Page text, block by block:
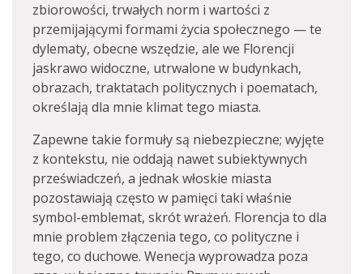
zbiorowości, trwałych norm i wartości z
przemijającymi formami życia społecznego — te
dylematy, obecne wszędzie, ale we Florencji
jaskrawo widoczne, utrwalone w budynkach,
obrazach, traktatach politycznych i poematach,
określają dla mnie klimat tego miasta.
Zapewne takie formuły są niebezpieczne; wyjęte
z kontekstu, nie oddają nawet subiektywnych
przeświadczeń, a jednak włoskie miasta
pozostawiają często w pamięci taki właśnie
symbol-emblemat, skrót wrażeń. Florencja to dla
mnie problem złączenia tego, co polityczne i
tego, co duchowe. Wenecja wyprowadza poza